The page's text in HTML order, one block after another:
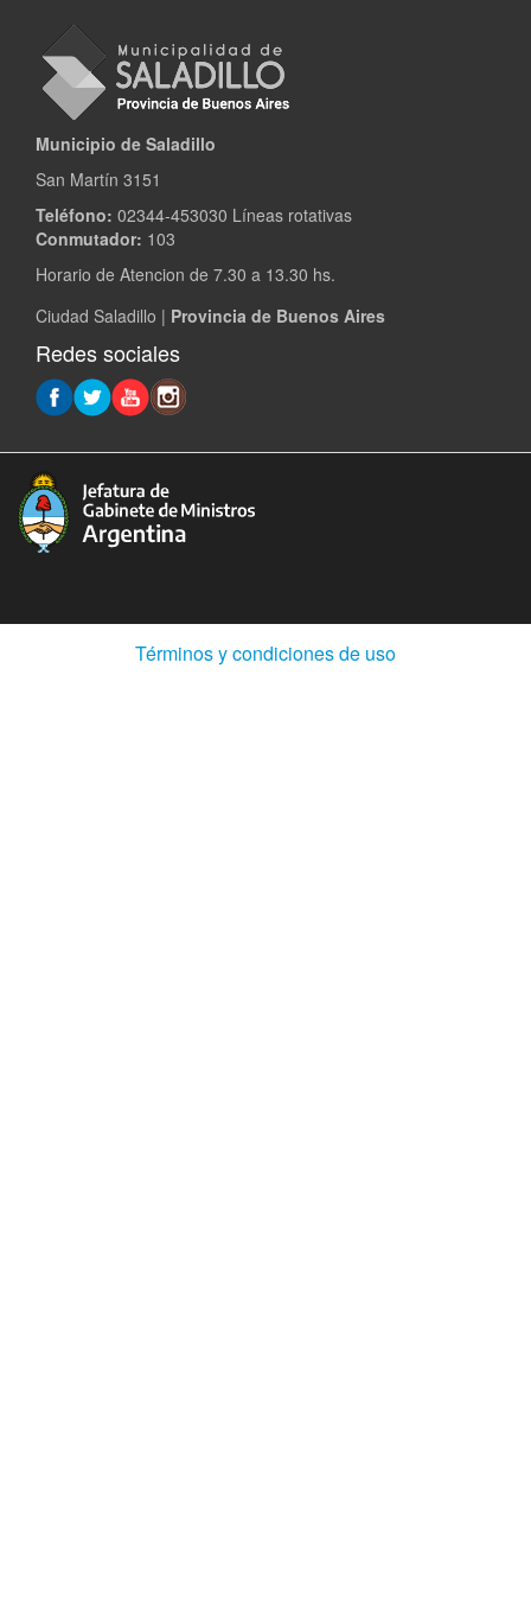
Municipio de Saladillo
San Martín 3151
Teléfono: 02344-453030 Líneas rotativas
Conmutador: 103
Horario de Atencion de 7.30 a 13.30 hs.
Ciudad Saladillo | Provincia de Buenos Aires
Redes sociales
Términos y condiciones de uso(Abre